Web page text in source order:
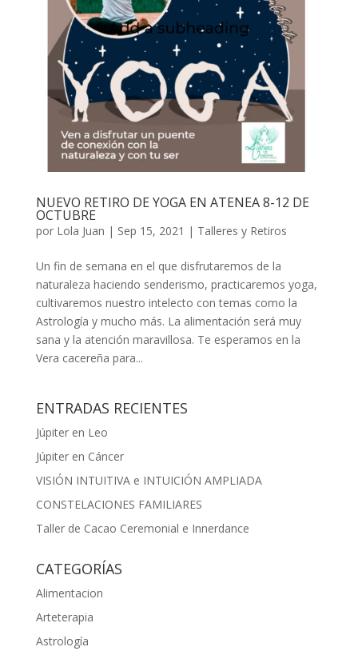
NUEVO RETIRO DE YOGA EN ATENEA 8-12 DE
OCTUBRE
por Lola Juan | Sep 15, 2021 | Talleres y Retiros
Un fin de semana en el que disfrutaremos de la
naturaleza haciendo senderismo, practicaremos yoga,
cultivaremos nuestro intelecto con temas como la
Astrología y mucho más. La alimentación será muy
sana y la atención maravillosa. Te esperamos en la
Vera cacereña para...
ENTRADAS RECIENTES
Júpiter en Leo
Júpiter en Cáncer
VISIÓN INTUITIVA e INTUICIÓN AMPLIADA
CONSTELACIONES FAMILIARES
Taller de Cacao Ceremonial e Innerdance
CATEGORÍAS
Alimentacion
Arteterapia
Astrología